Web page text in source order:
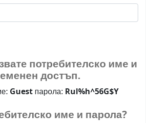
потребителско име и
достъп.
Guest парола: Rul%h^56G$Y
име и парола?